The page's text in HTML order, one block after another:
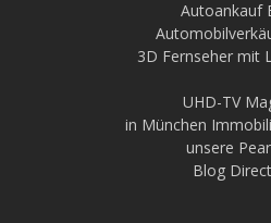
Autoankauf
3D Fernseher mit
UHD-TV
in München
unsere
Blog